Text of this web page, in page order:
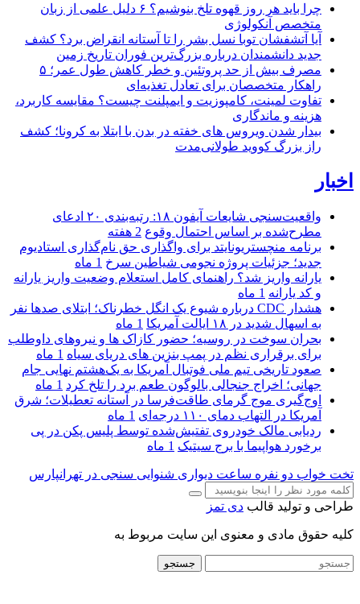
چرا باید هر روز قهوه تلخ بنوشیم؟ ۶ دلیل علمی از زبان
متخصص آنکولوژی
آیا آتشفشان توبا نسل بشر را تا آستانه انقراض برد؟ کشف
جدید دانشمندان درباره بزرگ‌ترین فوران تاریخ زمین
مصرف بیش از حد پروتئین و خطر کاهش طول عمر؛ ۵
راهکار متخصصان برای تعادل تغذیه‌ای
تفاوت لمینت، کامپوزیت و ایمپلنت چیست؟ مقایسه کاربرد،
هزینه و ماندگاری
بیدار شدن ویروس‌ های خفته در بدن با ابتلا به کرونا؛ کشف
راز بزرگ کووید طولانی‌مدت
اخبار
واقعیت‌سنجی شایعات آیفون ۱۸: رتبه‌بندی ۲۰ ادعای
مطرح‌شده بر اساس احتمال وقوع 2 هفته
برنامه منچستریونایتد برای واگذاری حق نام‌گذاری استادیوم
جدید؛ جزئیات پروژه نجومی شیاطین سرخ 1 ماه
یارانه واریز شد؟ راهنمای کامل استعلام وضعیت واریز یارانه
و کد یارانه 1 ماه
هشدار CDC درباره شیوع یک انگل خطرناک؛ ابتلای صدها نفر
به اسهال شدید در ۱۸ ایالت آمریکا
1 ماه
بحران سوخت در روسیه؛ حضور کازاک‌ ها و نیروهای داوطلب
برای برقراری نظم در پمپ بنزین‌ های دریای سیاه 1 ماه
صعود تاریخی تیم ملی فوتبال آمریکا به یک‌هشتم نهایی جام
جهانی؛ اخراج جنجالی بالوگون طعم برد را تلخ کرد 1 ماه
اوج‌گیری موج گرمای طاقت‌فرسا در آستانه تعطیلات؛ شرق
آمریکا در التهاب دمای ۱۱۰ درجه‌ای
1 ماه
ردیابی مالک خودروی تفتیش‌شده توسط پلیس پکن در پی
برخورد هواپیما با برج سیتیک 1 ماه
تخت خواب دو نفره ساعت دیواری شنوایی سنجی در تهرانپارس
طراحی و تولید قالب دی تمز
کلیه حقوق مادی و معنوی این سایت مربوط به
جستجو